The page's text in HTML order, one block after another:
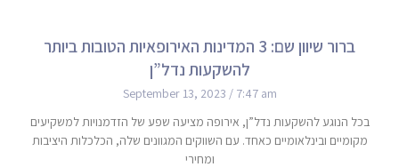
ברור שיוון שם: 3 המדינות האירופאיות הטובות ביותר
להשקעות נדל”ן
September 13, 2023 7:47 am
בכל הנוגע להשקעות נדל”ן, אירופה מציעה שפע של הזדמנויות למשקיעים
מקומיים ובינלאומיים כאחד. עם השווקים המגוונים שלה, הכלכלות היציבות
ומחירי